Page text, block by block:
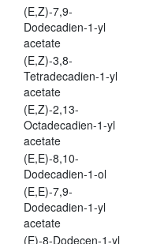
(E,Z)-7,9-
Dodecadien-1-yl
acetate
(E,Z)-3,8-
Tetradecadien-1-yl
acetate
(E,Z)-2,13-
Octadecadien-1-yl
acetate
(E,E)-8,10-
Dodecadien-1-ol
(E,E)-7,9-
Dodecadien-1-yl
acetate
(E)-8-Dodecen-1-yl